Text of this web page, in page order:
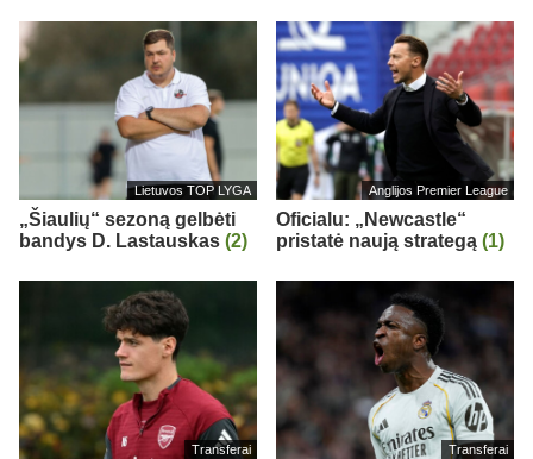
Lietuvos TOP LYGA
„Šiaulių“ sezoną gelbėti
bandys D. Lastauskas (2)
Anglijos Premier League
Oficialu: „Newcastle“
pristatė naują strategą (1)
Transferai Transferai